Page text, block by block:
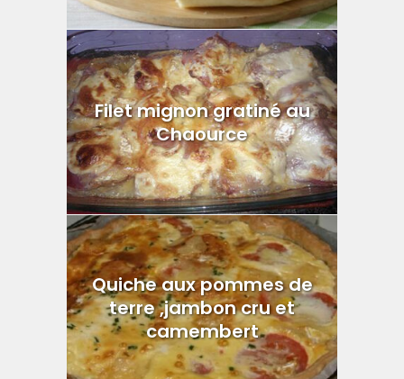
Filet mignon gratiné au
Chaource
Quiche aux pommes de
terre ,jambon cru et
camembert